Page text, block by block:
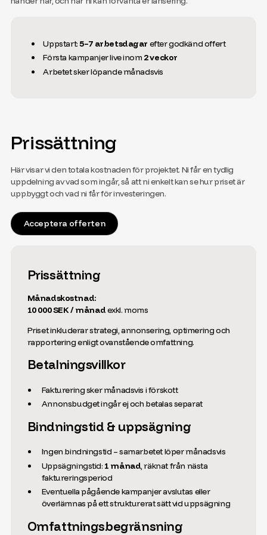
Uppstart:5–7 arbetsdagar efter godkänd offert
Första kampanjer live inom 2 veckor
Arbetet sker löpande månadsvis
Prissättning
Här visar vi den totala kostnaden för projektet. Ni får en tydlig
uppdelning av vad som ingår, så att ni enkelt kan se hur priset är
uppbyggt och vad ni får för investeringen.
Acceptera offerten
Prissättning
Månadskostnad:
10 000 SEK / månadexkl. moms
Priset inkluderar strategi, annonsering, optimering och
rapportering enligt ovanstående omfattning.
Betalningsvillkor
Fakturering sker månadsvis i förskott
Annonsbudget ingår ej och betalas separat
Bindningstid & uppsägning
Ingen bindningstid – samarbetet löper månadsvis
Uppsägningstid: 1 månad, räknat från nästa
faktureringsperiod
Eventuella pågående kampanjer avslutas eller
överlämnas på ett strukturerat sätt vid uppsägning
Omfattningsbegränsning